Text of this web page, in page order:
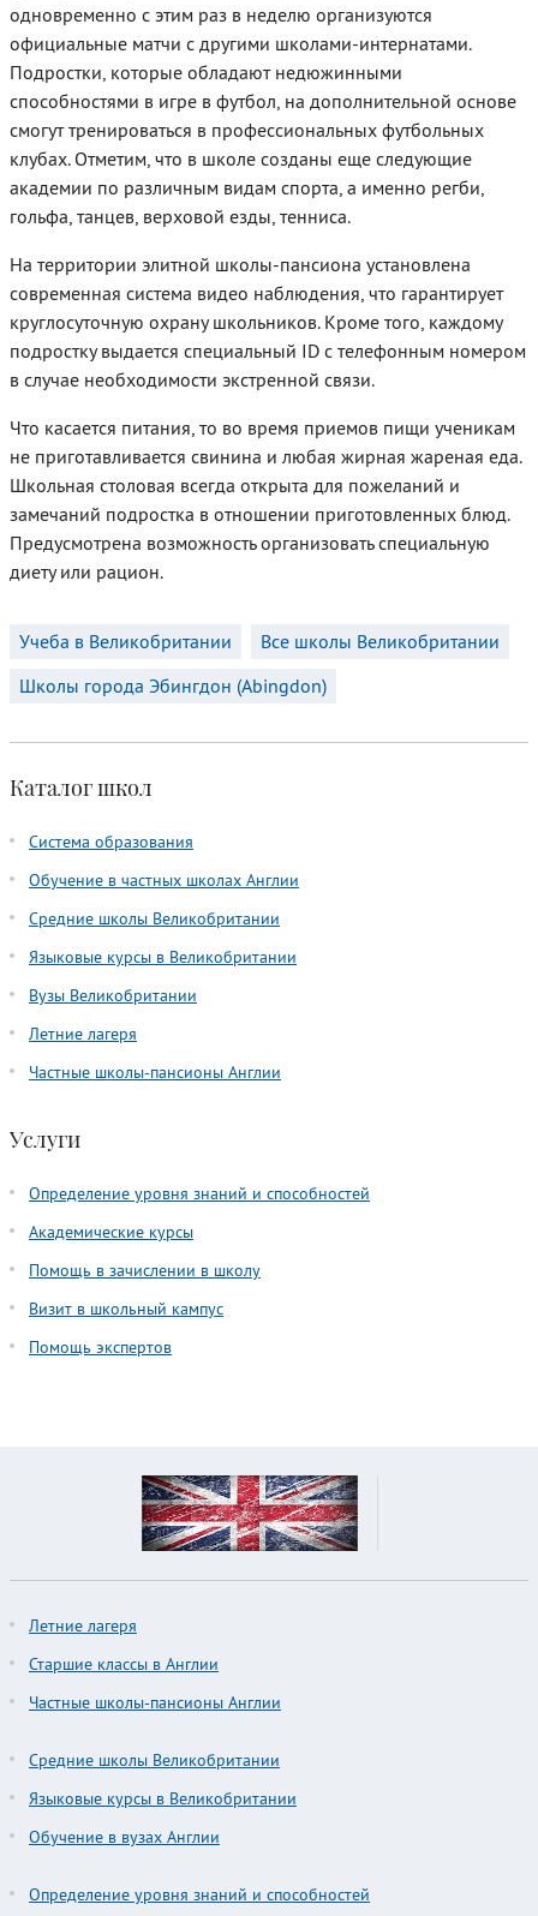
одновременно с этим раз в неделю организуются
официальные матчи с другими школами-интернатами.
Подростки, которые обладают недюжинными
способностями в игре в футбол, на дополнительной основе
смогут тренироваться в профессиональных футбольных
клубах. Отметим, что в школе созданы еще следующие
академии по различным видам спорта, а именно регби,
гольфа, танцев, верховой езды, тенниса.
На территории элитной школы-пансиона установлена
современная система видео наблюдения, что гарантирует
круглосуточную охрану школьников. Кроме того, каждому
подростку выдается специальный ID с телефонным номером
в случае необходимости экстренной связи.
Что касается питания, то во время приемов пищи ученикам
не приготавливается свинина и любая жирная жареная еда.
Школьная столовая всегда открыта для пожеланий и
замечаний подростка в отношении приготовленных блюд.
Предусмотрена возможность организовать специальную
диету или рацион.
Учеба в Великобритании
Все школы Великобритании
Школы города Эбингдон (Abingdon)
Каталог школ
Система образования
Обучение в частных школах Англии
Средние школы Великобритании
Языковые курсы в Великобритании
Вузы Великобритании
Летние лагеря
Частные школы-пансионы Англии
Услуги
Определение уровня знаний и способностей
Академические курсы
Помощь в зачислении в школу
Визит в школьный кампус
Помощь экспертов
Летние лагеря
Старшие классы в Англии
Частные школы-пансионы Англии
Средние школы Великобритании
Языковые курсы в Великобритании
Обучение в вузах Англии
Определение уровня знаний и способностей